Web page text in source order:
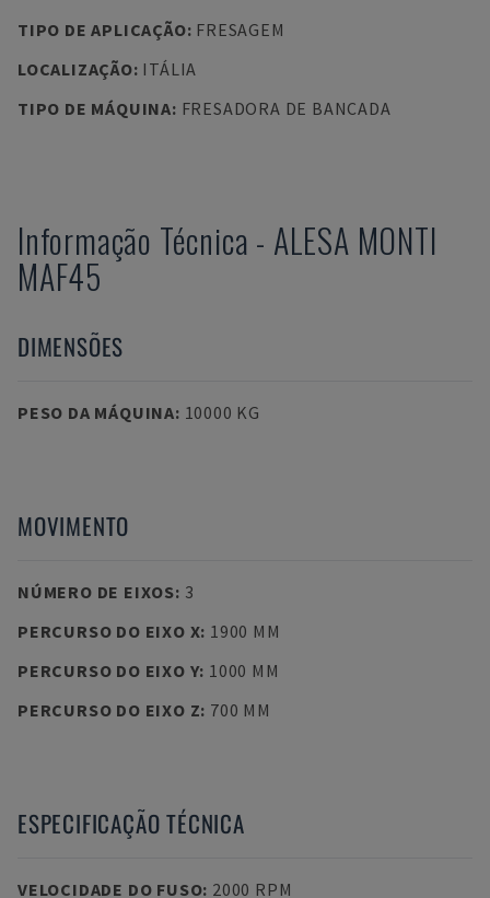
TIPO DE APLICAÇÃO: FRESAGEM
LOCALIZAÇÃO: ITÁLIA
TIPO DE MÁQUINA: FRESADORA DE BANCADA
Informação Técnica - ALESA MONTI
MAF45
DIMENSÕES
PESO DA MÁQUINA: 10000 KG
MOVIMENTO
NÚMERO DE EIXOS: 3
PERCURSO DO EIXO X: 1900 MM
PERCURSO DO EIXO Y: 1000 MM
PERCURSO DO EIXO Z: 700 MM
ESPECIFICAÇÃO TÉCNICA
VELOCIDADE DO FUSO: 2000 RPM